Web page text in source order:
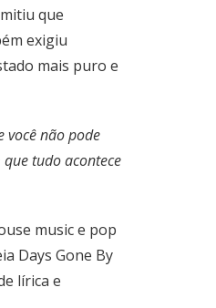
que
exigiu
mais puro e
você não pode
tudo acontece
music e pop
Days Gone By
lírica e